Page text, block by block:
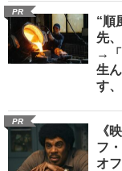
PR
“順
先
→「
生
す
PR
《
フ
オ